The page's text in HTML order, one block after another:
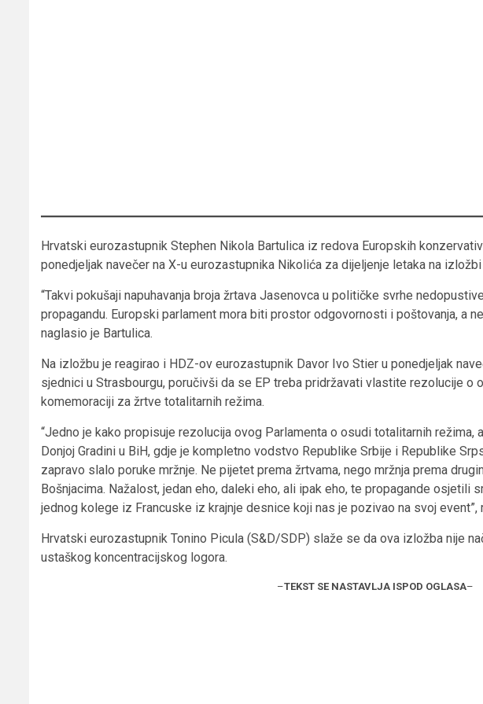
Hrvatski eurozastupnik Stephen Nikola Bartulica iz redova Europskih
ponedjeljak navečer na X-u eurozastupnika Nikolića za dijeljenje letaka na izložbi
“Takvi pokušaji napuhavanja broja žrtava Jasenovca u političke svrhe
propagandu. Europski parlament mora biti prostor odgovornosti i poštovanja, a
naglasio je Bartulica.
Na izložbu je reagirao i HDZ-ov eurozastupnik Davor Ivo Stier u ponedjeljak
sjednici u Strasbourgu, poručivši da se EP treba pridržavati vlastite rezolucije o
komemoraciji za žrtve totalitarnih režima.
“Jedno je kako propisuje rezolucija ovog Parlamenta o osudi totalitarnih režima,
Donjoj Gradini u BiH, gdje je kompletno vodstvo Republike Srbije i Republike
zapravo slalo poruke mržnje. Ne pijetet prema žrtvama, nego mržnja prema
Bošnjacima. Nažalost, jedan eho, daleki eho, ali ipak eho, te propagande osjetili
jednog kolege iz Francuske iz krajnje desnice koji nas je pozivao na svoj event”,
Hrvatski eurozastupnik Tonino Picula (S&D/SDP) slaže se da ova izložba nije
ustaškog koncentracijskog logora.
–TEKST SE NASTAVLJA ISPOD OGLASA–